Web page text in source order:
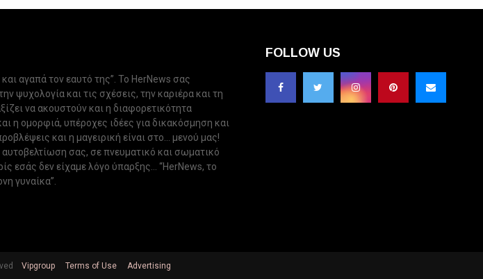
αγαπά τον εαυτό της”. Το HerNews σας
ψυχολογία και τις σχέσεις, την καριέρα και τη
να ακουστούν και η διαφορετικότητα
η ομορφιά, υπέροχες ιδέες για δικακόσμηση και
και η μαγειρική είναι στο... μενού μας!
σας, σε πνευματικό και σωματικό
εσάς δεν είχαμε λόγο ύπαρξης... “HerNews, το
γυναίκα”.
FOLLOW US
Vipgroup Terms of Use Advertising